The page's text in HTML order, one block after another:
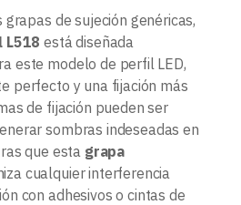
de sujeción genéricas,
L518 está diseñada
este modelo de perfil LED,
perfecto y una fijación más
de fijación pueden ser
sombras indeseadas en
que esta grapa
cualquier interferencia
con adhesivos o cintas de